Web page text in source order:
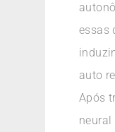
essas
auto
Após
neural